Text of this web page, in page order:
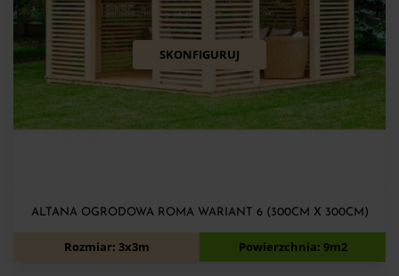
SKONFIGURUJ
ALTANA OGRODOWA ROMA WARIANT 6 (300CM X 300CM)
7 250 6 850zł
Rozmiar: 3x3m Powierzchnia: 9m2